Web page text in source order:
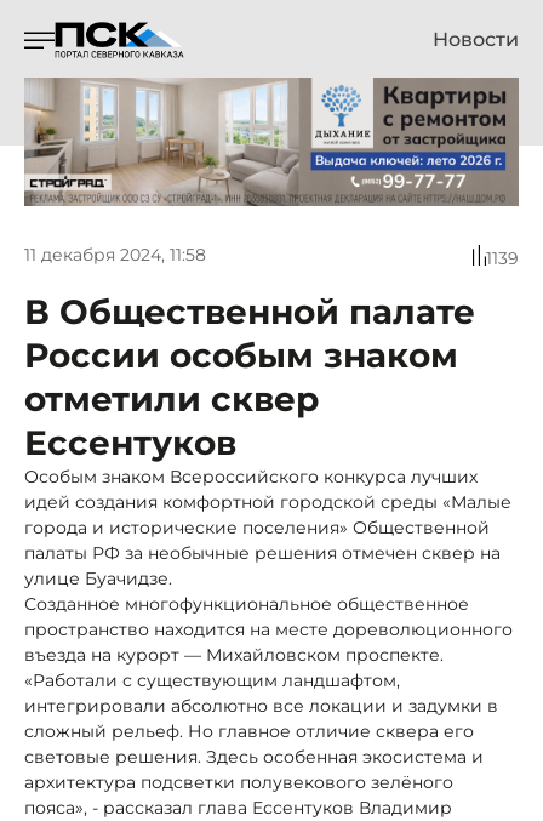
Новости
11 декабря 2024, 11:58 1139
В Общественной палате
России особым знаком
отметили сквер
Ессентуков
Особым знаком Всероссийского конкурса лучших
идей создания комфортной городской среды «Малые
города и исторические поселения» Общественной
палаты РФ за необычные решения отмечен сквер на
улице Буачидзе.
Созданное многофункциональное общественное
пространство находится на месте дореволюционного
въезда на курорт — Михайловском проспекте.
«Работали с существующим ландшафтом,
интегрировали абсолютно все локации и задумки в
сложный рельеф. Но главное отличие сквера его
световые решения. Здесь особенная экосистема и
архитектура подсветки полувекового зелёного
пояса», - рассказал глава Ессентуков Владимир